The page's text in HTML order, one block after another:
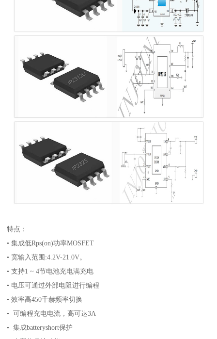
特点：
• 集成低Rps(on)功率MOSFET
• 宽输入范围:4.2V-21.0V。
• 支持1 ~ 4节电池充电满充电
• 电压可通过外部电阻进行编程
• 效率高450千赫频率切换
• 可编程充电电流，高可达3A
• 集成batteryshort保护